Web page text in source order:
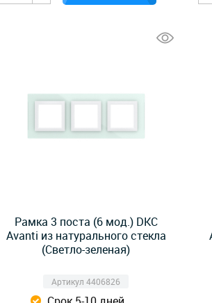
Рамка 3 поста (6 мод.) DKC
Avanti из натурального стекла
(Светло-зеленая)
Артикул 4406826